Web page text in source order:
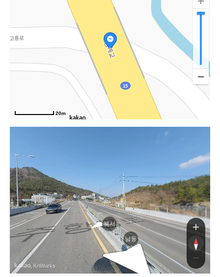
20m
공로
공로
북서
남동
, KnWorks